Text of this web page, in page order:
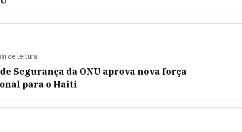
de leitura
Segurança da ONU aprova nova força
para o Haiti